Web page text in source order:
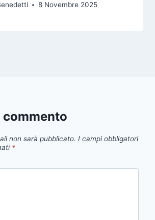
8 Novembre 2025
commento
non sarà pubblicato. I campi obbligatori
*